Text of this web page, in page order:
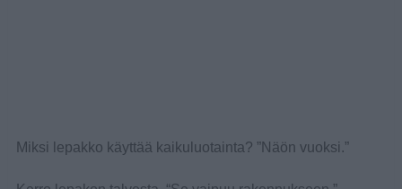
Miksi lepakko käyttää kaikuluotainta? ”Näön vuoksi.”